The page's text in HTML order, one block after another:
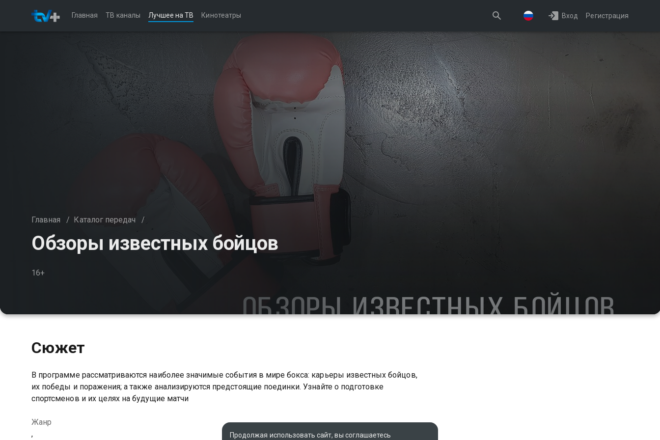
Главная ТВ каналы Лучшее на ТВ Кинотеатры Вход Регистрация
Главная / Каталог передач /
Обзоры известных бойцов
16+
Сюжет
В программе рассматриваются наиболее значимые события в мире бокса: карьеры известных бойцов,
их победы и поражения; а также анализируются предстоящие поединки. Узнайте о подготовке
спортсменов и их целях на будущие матчи
Жанр
,
Продолжая использовать сайт, вы соглашаетесь